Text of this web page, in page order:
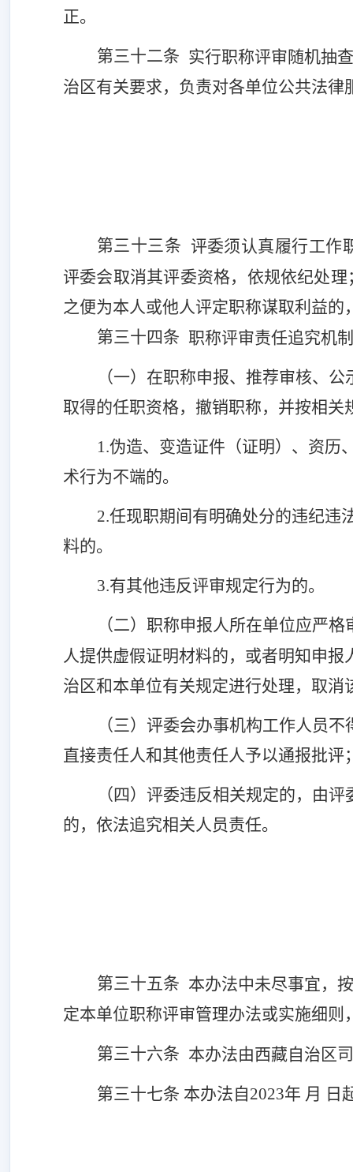
正。
第三十二条 实行职称评审随机抽
治区有关要求，负责对各单位公共法律
第三十三条 评委须认真履行工作
评委会取消其评委资格，依规依纪处
之便为本人或他人评定职称谋取利益的
第三十四条 职称评审责任追究机
（一）在职称申报、推荐审核、
取得的任职资格，撤销职称，并按相
1.伪造、变造证件（证明）、资历
术行为不端的。
2.任现职期间有明确处分的违纪违
料的。
3.有其他违反评审规定行为的。
（二）职称申报人所在单位应严
人提供虚假证明材料的， 或者明知申报
治区和本单位有关规定进行处理，取
（三）评委会办事机构工作人员
直接责任人和其他责任人予以通报批
（四）评委违反相关规定的，由评
的，依法追究相关人员责任。
第三十五条 本办法中未尽事宜，
定本单位职称评审管理办法或实施细则
第三十六条 本办法由西藏自治区
第三十七条 本办法自2023年 月 日